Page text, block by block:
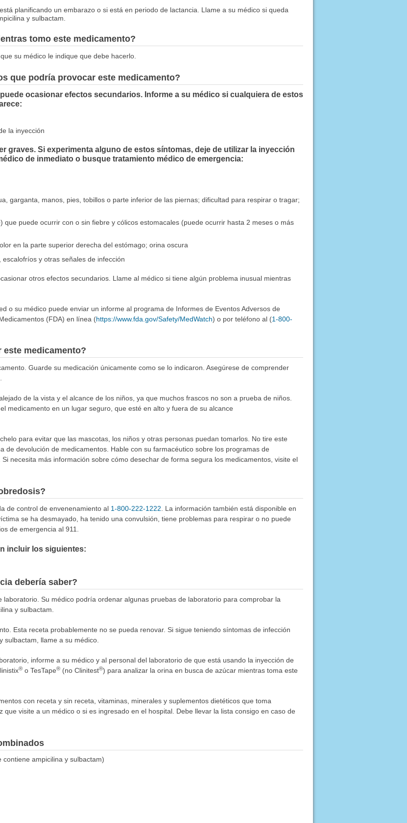
planificando un embarazo o si está en periodo de lactancia. Llame a su médico si queda
y sulbactam.
tomo este medicamento?
su médico le indique que debe hacerlo.
que podría provocar este medicamento?
ocasionar efectos secundarios. Informe a su médico si cualquiera de estos
la inyección
graves. Si experimenta alguno de estos síntomas, deje de utilizar la inyección
de inmediato o busque tratamiento médico de emergencia:
garganta, manos, pies, tobillos o parte inferior de las piernas; dificultad para respirar o tragar;
puede ocurrir con o sin fiebre y cólicos estomacales (puede ocurrir hasta 2 meses o más
en la parte superior derecha del estómago; orina oscura
y otras señales de infección
otros efectos secundarios. Llame al médico si tiene algún problema inusual mientras
o su médico puede enviar un informe al programa de Informes de Eventos Adversos de
(FDA) en línea (https://www.fda.gov/Safety/MedWatch) o por teléfono al (1-800-
este medicamento?
Guarde su medicación únicamente como se lo indicaron. Asegúrese de comprender
de la vista y el alcance de los niños, ya que muchos frascos no son a prueba de niños.
medicamento en un lugar seguro, que esté en alto y fuera de su alcance
para evitar que las mascotas, los niños y otras personas puedan tomarlos. No tire este
de devolución de medicamentos. Hable con su farmacéutico sobre los programas de
necesita más información sobre cómo desechar de forma segura los medicamentos, visite el
de control de envenenamiento al 1-800-222-1222. La información también está disponible en
se ha desmayado, ha tenido una convulsión, tiene problemas para respirar o no puede
de emergencia al 911.
incluir los siguientes:
debería saber?
laboratorio. Su médico podría ordenar algunas pruebas de laboratorio para comprobar la
y sulbactam.
Esta receta probablemente no se pueda renovar. Si sigue teniendo síntomas de infección
sulbactam, llame a su médico.
informe a su médico y al personal del laboratorio de que está usando la inyección de
®o TesTape®(no Clinitest®) para analizar la orina en busca de azúcar mientras toma este
con receta y sin receta, vitaminas, minerales y suplementos dietéticos que toma
visite a un médico o si es ingresado en el hospital. Debe llevar la lista consigo en caso de
ampicilina y sulbactam)